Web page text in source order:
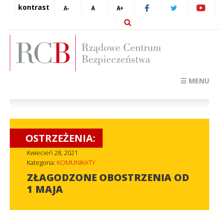
kontrast
☰ MENU
OSTRZEŻENIA:
Kwiecień 28, 2021
Kategoria: KOMUNIKATY
ZŁAGODZONE OBOSTRZENIA OD
1 MAJA